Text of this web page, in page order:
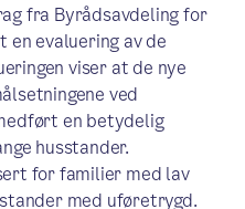
fra Byrådsavdeling for
en evaluering av de
viser at de nye
ved
en betydelig
husstander.
for familier med lav
med uføretrygd.